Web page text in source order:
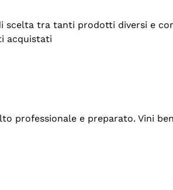
tra tanti prodotti diversi e
acquistati
professionale e preparato. Vini